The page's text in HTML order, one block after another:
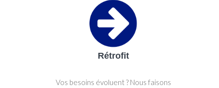
Rétrofit
Vos besoins évoluent ? Nous faisons